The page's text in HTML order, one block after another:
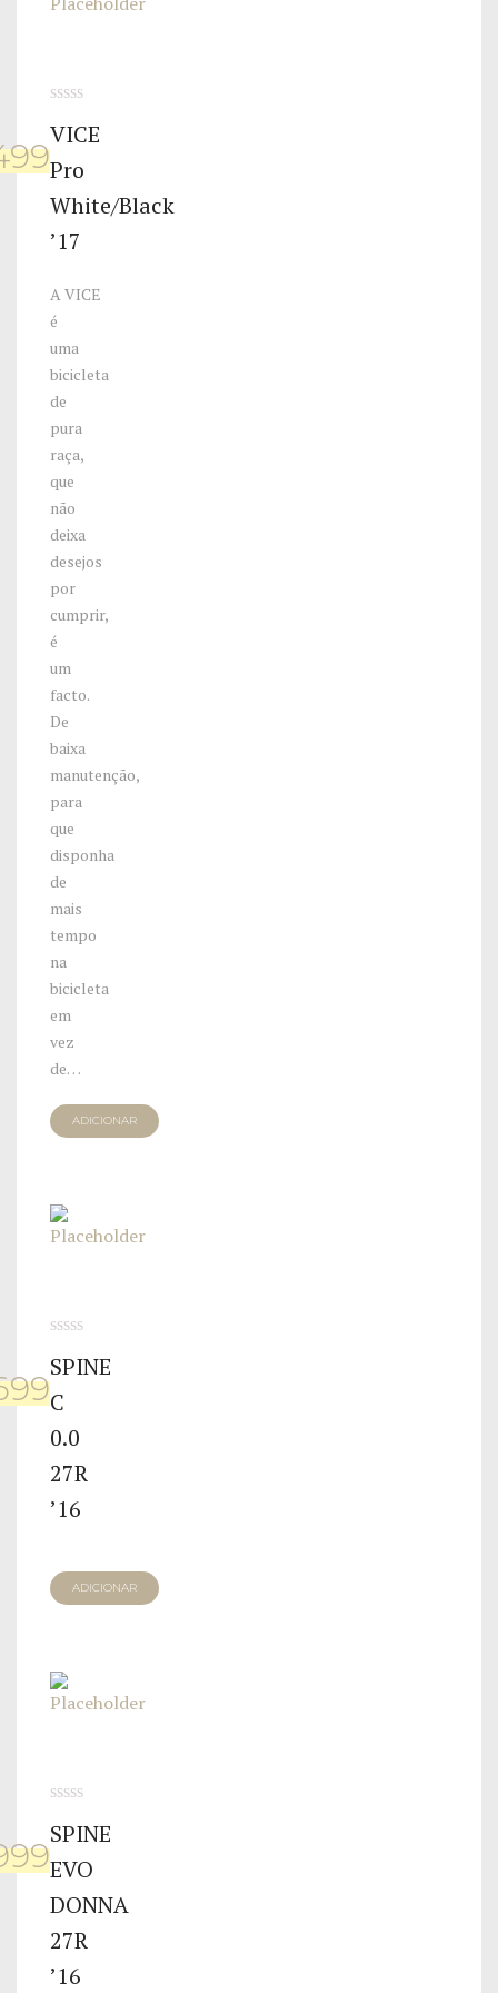
VICE
Pro
White/Black
’17
A VICE
é
uma
bicicleta
de
pura
raça,
que
não
deixa
desejos
por
cumprir,
é
um
facto.
De
baixa
manutenção,
para
que
disponha
de
mais
tempo
na
bicicleta
em
vez
de…
de
ADICIONAR
SPINE
C
0.0
27R
’16
de
ADICIONAR
SPINE
EVO
DONNA
27R
’16
de